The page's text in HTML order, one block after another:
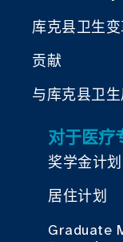
库克县卫生
贡献
与库克县卫
对于医疗
奖学金计划
居住计划
Graduate